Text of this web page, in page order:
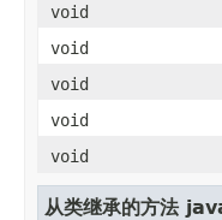
void
void
void
void
void
从类继承的方法